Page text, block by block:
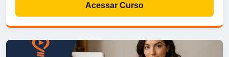
Acessar Curso